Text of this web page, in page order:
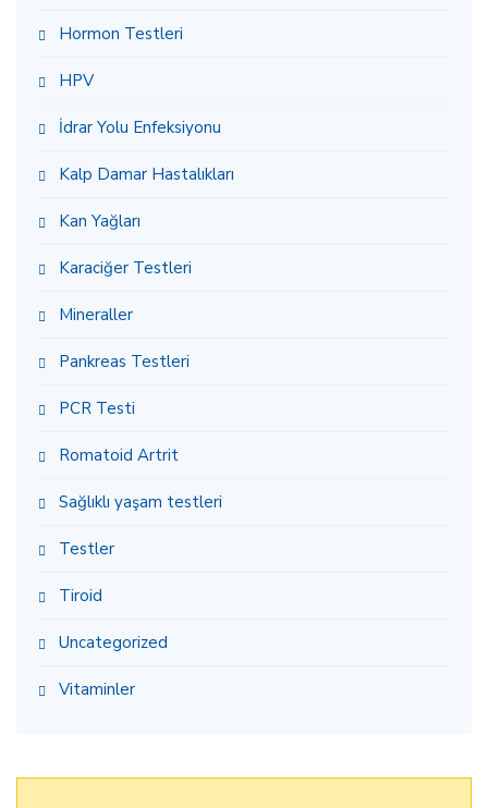
Hormon Testleri
HPV
İdrar Yolu Enfeksiyonu
Kalp Damar Hastalıkları
Kan Yağları
Karaciğer Testleri
Mineraller
Pankreas Testleri
PCR Testi
Romatoid Artrit
Sağlıklı yaşam testleri
Testler
Tiroid
Uncategorized
Vitaminler